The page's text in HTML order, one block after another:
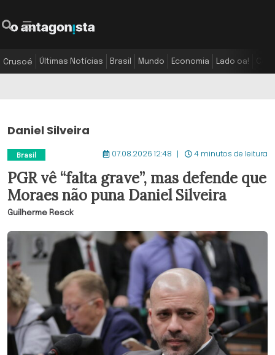
Crusoé Últimas Notícias Brasil Mundo Economia Lado oa!
Daniel Silveira
Brasil 07.08.2026 12:48 4 minutos de leitura
PGR vê “falta grave”, mas defende que
Moraes não puna Daniel Silveira
Guilherme Resck